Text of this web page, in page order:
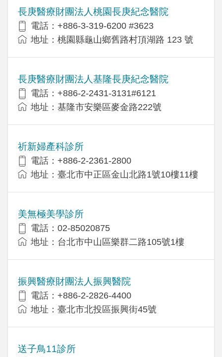
長庚醫療財團法人桃園長庚紀念醫院
電話：+886-3-319-6200 #3623
地址：桃園縣龜山鄉舊路村頂湖路 123 號
長庚醫療財團法人基隆長庚紀念醫院
電話：+886-2-2431-3131#6121
地址：基隆市安樂區麥金路222號
祈新婦產科診所
電話：+886-2-2361-2800
地址：臺北市中正區金山北路1號10樓11樓
美無極美學診所
電話：02-85020875
地址：台北市中山區樂群二路105號1樓
振興醫療財團法人振興醫院
電話：+886-2-2826-4400
地址：臺北市北投區振興街45號
送子鳥11診所